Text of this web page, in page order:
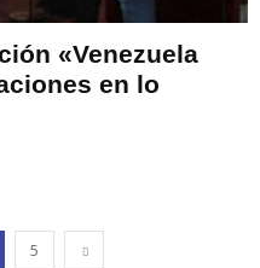
«Venezuela
en lo
5